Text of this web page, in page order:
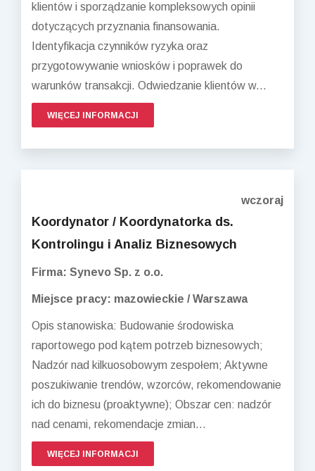
klientów i sporządzanie kompleksowych opinii
dotyczących przyznania finansowania.
Identyfikacja czynników ryzyka oraz
przygotowywanie wniosków i poprawek do
warunków transakcji. Odwiedzanie klientów w...
WIĘCEJ INFORMACJI
wczoraj
Koordynator / Koordynatorka ds.
Kontrolingu i Analiz Biznesowych
Firma: Synevo Sp. z o.o.
Miejsce pracy: mazowieckie / Warszawa
Opis stanowiska: Budowanie środowiska
raportowego pod kątem potrzeb biznesowych;
Nadzór nad kilkuosobowym zespołem; Aktywne
poszukiwanie trendów, wzorców, rekomendowanie
ich do biznesu (proaktywne); Obszar cen: nadzór
nad cenami, rekomendacje zmian...
WIĘCEJ INFORMACJI